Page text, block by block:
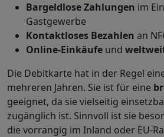
BargeldloseZahlungen im
Gastgewerbe
Kontaktloses Bezahlen an
Online-Einkäufe und
Die Debitkarte hat in der Regel
mehreren Jahren. Sie ist für eine
geeignet, da sie vielseitig
zugänglich ist. Sinnvoll ist sie
die vorrangig im Inland oder EU-